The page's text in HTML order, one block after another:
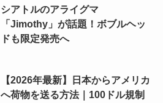
シアトルのアライグマ
「Jimothy」が話題！ボブルヘッ
ドも限定発売へ
【2026年最新】日本からアメリカ
へ荷物を送る方法｜100ドル規制